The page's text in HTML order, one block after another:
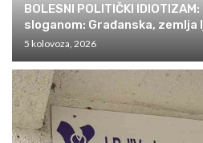
BOLESNI POLITIČKI
sloganom: Građanska, zemlja
5 kolovoza, 2026